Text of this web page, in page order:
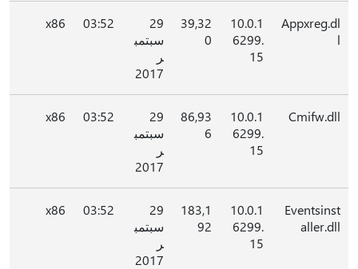
Appxreg.dl
l
10.0.1
6299.
15
39,32
0
29
سبتمب
ر
2017
03:52
x86
Cmifw.dll
10.0.1
6299.
15
86,93
6
29
سبتمب
ر
2017
03:52
x86
Eventsinst
aller.dll
10.0.1
6299.
15
183,1
92
29
سبتمب
ر
2017
03:52
x86